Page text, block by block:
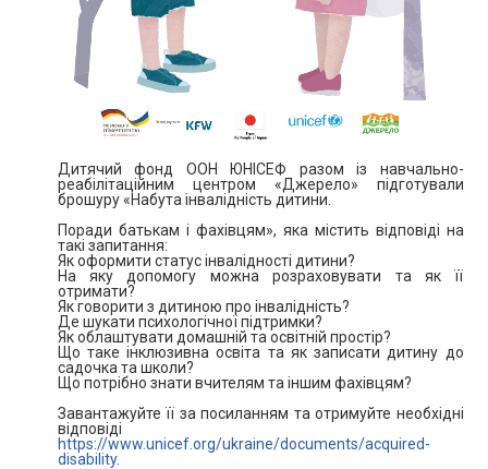
Дитячий фонд ООН ЮНІСЕФ разом із навчально-
реабілітаційним центром «Джерело» підготували
брошуру «Набута інвалідність дитини.
Поради батькам і фахівцям», яка містить відповіді на
такі запитання:
Як оформити статус інвалідності дитини?
На яку допомогу можна розраховувати та як її
отримати?
Як говорити з дитиною про інвалідність?
Де шукати психологічної підтримки?
Як облаштувати домашній та освітній простір?
Що таке інклюзивна освіта та як записати дитину до
садочка та школи?
Що потрібно знати вчителям та іншим фахівцям?
Завантажуйте її за посиланням та отримуйте необхідні
відповіді
https://www.unicef.org/ukraine/documents/acquired-
disability.